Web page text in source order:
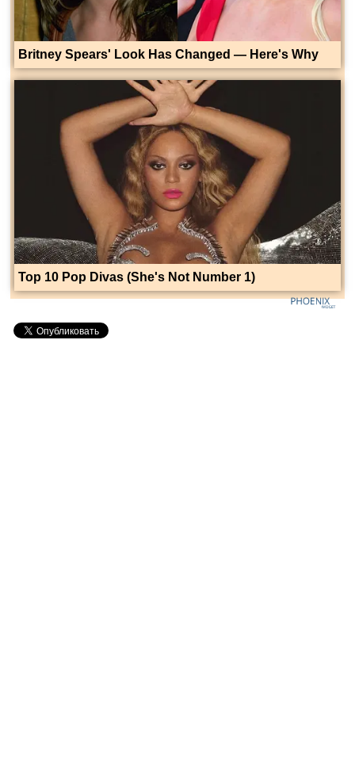
Britney Spears' Look Has Changed — Here's Why
Top 10 Pop Divas (She's Not Number 1)